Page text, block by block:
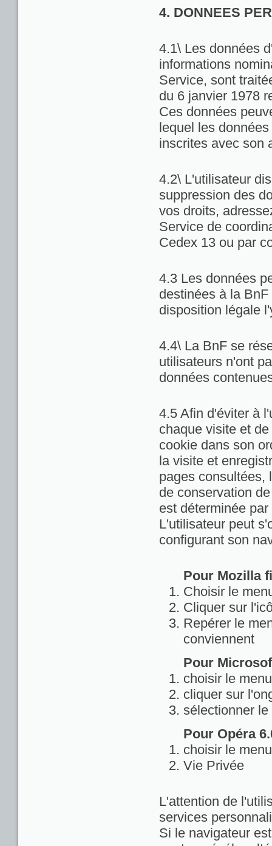
4. DONNEES
4.1\ Les données
informations
Service, sont
du 6 janvier 1978
Ces données
lequel les
inscrites avec son
4.2\ L'utilisateur
suppression des
vos droits,
Service de
Cedex 13 ou par
4.3 Les données
destinées à la
disposition légale
4.4\ La BnF se
utilisateurs n'ont
données
4.5 Afin d'éviter à
chaque visite et
cookie dans son
la visite et
pages consultées,
de conservation
est déterminée
L'utilisateur peut
configurant son
Pour Mozilla
Choisir le
Cliquer sur
Repérer le
conviennent
Pour
choisir le
cliquer sur
sélectionner
Pour Opéra
choisir le
Vie Privée
L'attention de
services
Si le navigateur